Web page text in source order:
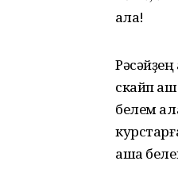
ҡала!
скайп
белем
аша